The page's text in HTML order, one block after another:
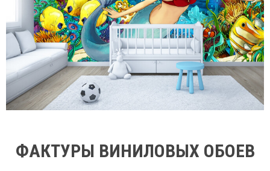
ФАКТУРЫ ВИНИЛОВЫХ ОБОЕВ